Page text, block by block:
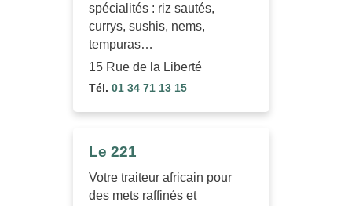
spécialités : riz sautés,
currys, sushis, nems,
tempuras…
15 Rue de la Liberté
Tél. 01 34 71 13 15
Le 221
Votre traiteur africain pour
des mets raffinés et